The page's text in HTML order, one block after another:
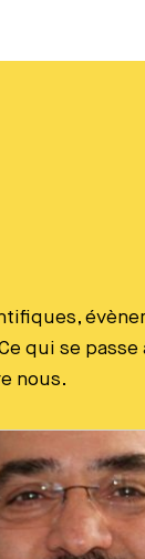
qui se
nous.